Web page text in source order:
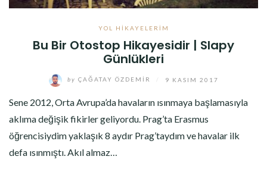
YOL HIKAYELERIM
Bu Bir Otostop Hikayesidir | Slapy
Günlükleri
by ÇAĞATAY ÖZDEMIR 9 KASIM 2017
Sene 2012, Orta Avrupa’da havaların ısınmaya başlamasıyla
aklıma değişik fikirler geliyordu. Prag’ta Erasmus
öğrencisiydim yaklaşık 8 aydır Prag’taydım ve havalar ilk
defa ısınmıştı. Akıl almaz…